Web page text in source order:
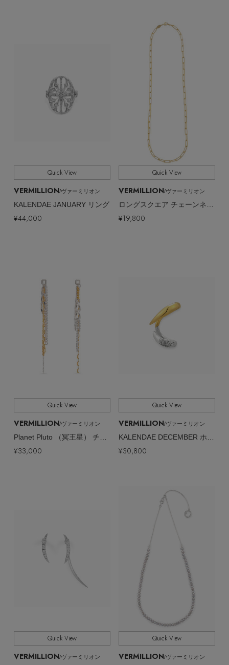
Quick View
VERMILLION/ヴァーミリオン
KALENDAE JANUARY リング
¥44,000
Quick View
VERMILLION/ヴァーミリオン
¥19,800
Quick View
VERMILLION/ヴァーミリオン
Planet Pluto （冥王星） チェーン ピアス
¥33,000
Quick View
VERMILLION/ヴァーミリオン
KALENDAE DECEMBER ホーンモチーフ イヤーカフ（片耳用）
¥30,800
Quick View
VERMILLION/ヴァーミリオン
Quick View
VERMILLION/ヴァーミリオン